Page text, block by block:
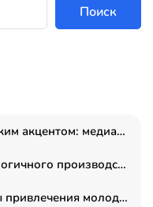
Поиск
Коммуникации с древнегреческим акцентом: медиаменеджер и журналист Владимир Дергачев запустил коммуникационное агентство «Сократ 2.0»
От логистики до высокотехнологичного производства: как основатель “гагаринга” выстраивает экосистему безопасности и гражданских БПЛА
Эксперты обсудили механизмы привлечения молодых специалистов в промышленные города